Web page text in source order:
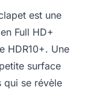
est une
Full HD+
HDR10+. Une
surface
qui se révèle